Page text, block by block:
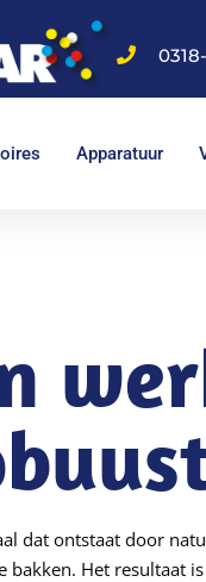
Apparatuur
dat ontstaat door
Het resultaat